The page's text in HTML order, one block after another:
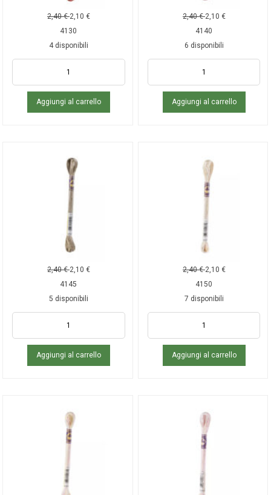
2,40€ 2,10 €
4130
4 disponibili
Aggiungi al carrello
2,40€ 2,10 €
4140
6 disponibili
Aggiungi al carrello
2,40€ 2,10 €
4145
5 disponibili
Aggiungi al carrello
2,40€ 2,10 €
4150
7 disponibili
Aggiungi al carrello